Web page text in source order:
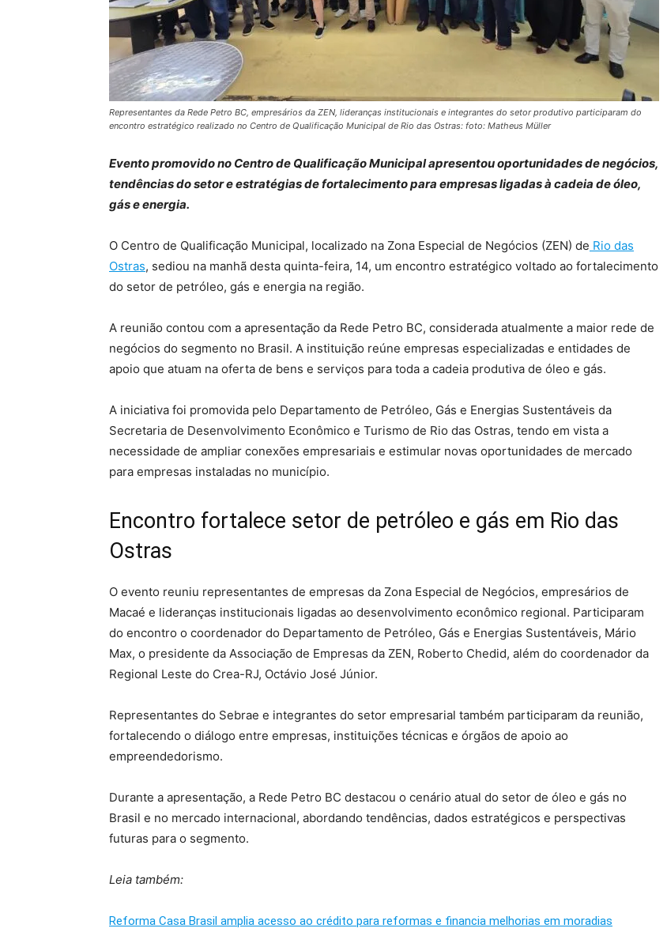
Representantes da Rede Petro BC, empresários da ZEN, lideranças institucionais e integrantes do setor produtivo participaram do
encontro estratégico realizado no Centro de Qualificação Municipal de Rio das Ostras: foto: Matheus Müller
Evento promovido no Centro de Qualificação Municipal apresentou oportunidades de negócios,
tendências do setor e estratégias de fortalecimento para empresas ligadas à cadeia de óleo,
gás e energia.
O Centro de Qualificação Municipal, localizado na Zona Especial de Negócios (ZEN) de Rio das
Ostras, sediou na manhã desta quinta-feira, 14, um encontro estratégico voltado ao fortalecimento
do setor de petróleo, gás e energia na região.
A reunião contou com a apresentação da Rede Petro BC, considerada atualmente a maior rede de
negócios do segmento no Brasil. A instituição reúne empresas especializadas e entidades de
apoio que atuam na oferta de bens e serviços para toda a cadeia produtiva de óleo e gás.
A iniciativa foi promovida pelo Departamento de Petróleo, Gás e Energias Sustentáveis da
Secretaria de Desenvolvimento Econômico e Turismo de Rio das Ostras, tendo em vista a
necessidade de ampliar conexões empresariais e estimular novas oportunidades de mercado
para empresas instaladas no município.
Encontro fortalece setor de petróleo e gás em Rio das
Ostras
O evento reuniu representantes de empresas da Zona Especial de Negócios, empresários de
Macaé e lideranças institucionais ligadas ao desenvolvimento econômico regional. Participaram
do encontro o coordenador do Departamento de Petróleo, Gás e Energias Sustentáveis, Mário
Max, o presidente da Associação de Empresas da ZEN, Roberto Chedid, além do coordenador da
Regional Leste do Crea-RJ, Octávio José Júnior.
Representantes do Sebrae e integrantes do setor empresarial também participaram da reunião,
fortalecendo o diálogo entre empresas, instituições técnicas e órgãos de apoio ao
empreendedorismo.
Durante a apresentação, a Rede Petro BC destacou o cenário atual do setor de óleo e gás no
Brasil e no mercado internacional, abordando tendências, dados estratégicos e perspectivas
futuras para o segmento.
Leia também:
Reforma Casa Brasil amplia acesso ao crédito para reformas e financia melhorias em moradias